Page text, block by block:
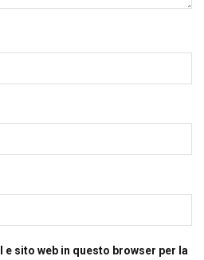
e sito web in questo browser per la